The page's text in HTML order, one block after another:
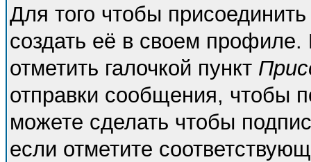
Для того чтобы
создать её в своем
отметить галочкой пункт
отправки сообщения, чтобы
можете сделать чтобы
если отметите